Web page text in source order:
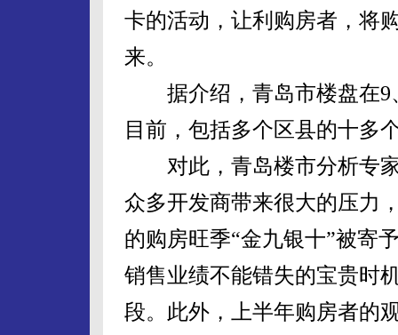
卡的活动，让利购房者，将
来。
据介绍，青岛市楼盘在9
目前，包括多个区县的十多
对此，青岛楼市分析专家
众多开发商带来很大的压力
的购房旺季“金九银十”被寄
销售业绩不能错失的宝贵时
段。此外，上半年购房者的